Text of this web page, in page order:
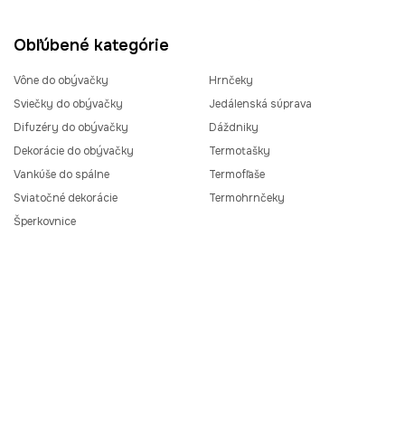
Obľúbené kategórie
Vône do obývačky
Sviečky do obývačky
Difuzéry do obývačky
Dekorácie do obývačky
Vankúše do spálne
Sviatočné dekorácie
Šperkovnice
Hrnčeky
Jedálenská súprava
Dáždniky
Termotašky
Termofľaše
Termohrnčeky